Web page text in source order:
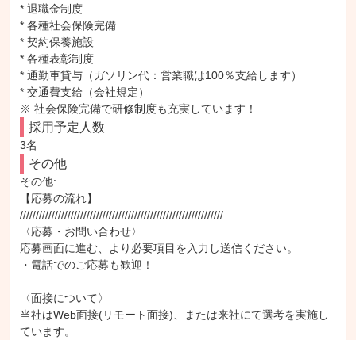
* 退職金制度
* 各種社会保険完備
* 契約保養施設
* 各種表彰制度
* 通勤車貸与（ガソリン代：営業職は100％支給します）
* 交通費支給（会社規定）
※ 社会保険完備で研修制度も充実しています！
採用予定人数
3名
その他
その他:
【応募の流れ】
////////////////////////////////////////////////////////////////
〈応募・お問い合わせ〉
応募画面に進む、より必要項目を入力し送信ください。
・電話でのご応募も歓迎！
〈面接について〉
当社はWeb面接(リモート面接)、または来社にて選考を実施し
ています。